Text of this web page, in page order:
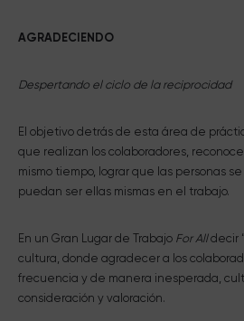
AGRADECIENDO
Despertando el ciclo de la reciprocidad
El objetivo detrás de esta área de
que realizan los colaboradores,
mismo tiempo, lograr que las personas
puedan ser ellas mismas en el trabajo.
En un Gran Lugar de Trabajo For Alldecir
cultura, donde agradecer a los
frecuencia y de manera inesperada,
consideración y valoración.